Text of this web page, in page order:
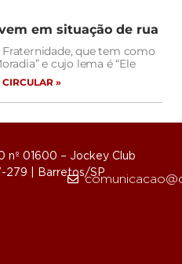
em situação de rua
Fraternidade, que tem como
e cujo lema é “Ele
CIRCULAR »
nº 01600 – Jockey Club
279 | Barretos/SP